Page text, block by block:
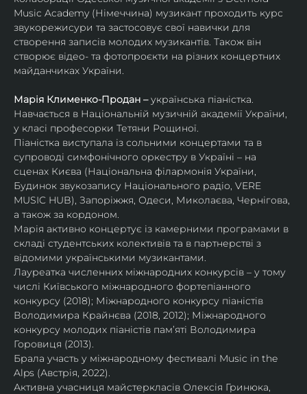
Music Academy (Німеччина) музикант проходить курс
звукорежисури та застосовує свої навички для
створення записів молодих музикантів. Також він
створює відео- та фотопроєкти на різних концертних
майданчиках України.
Марія Клименко-Продан – українська піаністка.
Навчається в Національній музичній академії України,
у класі професорки Тетяни Рощиної.
Піаністка виступала із сольними концертами та в
супроводі симфонічного оркестру в Україні – на
сценах Києва (Національна філармонія України,
Будинок звукозапису Національного радіо, VERE
MUSIC HUB), Запоріжжя, Одеси, Миколаєва, Чернігова,
а також за кордоном.
Марія активно концертує із камерними програмами в
складі студентських колективів та в партнерстві з
відомими українськими музикантами.
Лауреатка численних міжнародних конкурсів – у тому
числі Київського міжнародного фортепіанного
конкурсу (2018); Міжнародного конкурсу піаністів
Володимира Крайнєва (2018, 2012); Міжнародного
конкурсу молодих піаністів пам’яті Володимира
Горовиця (2013).
Брала участь у міжнародному фестивалі Music in the
Alps (Австрія, 2022).
Активна учасниця майстеркласів Олексія Гринюка,